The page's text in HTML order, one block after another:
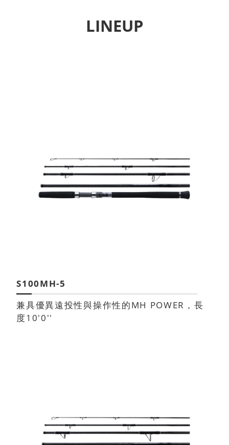
LINEUP
S100MH-5
兼具優異遠投性與操作性的MH POWER，長
度10'0''